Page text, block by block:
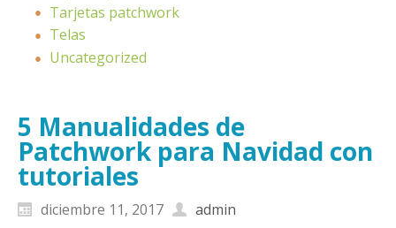
Tarjetas patchwork
Telas
Uncategorized
5 Manualidades de
Patchwork para Navidad con
tutoriales
diciembre 11, 2017
admin